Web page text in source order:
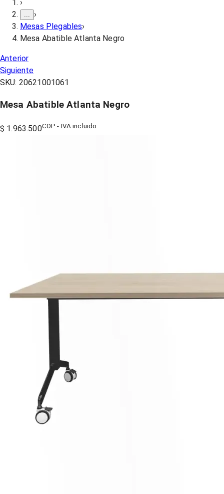
›
›
Mesas Plegables›
Mesa Abatible Atlanta Negro
Anterior
Siguiente
SKU: 20621001061
Mesa Abatible Atlanta Negro
$ 1.963.500COP - IVA incluido